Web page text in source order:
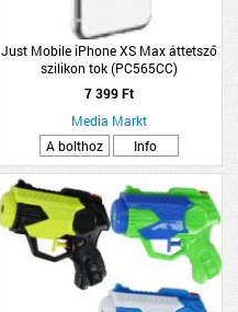
Just Mobile iPhone XS Max áttetsző
szilikon tok (PC565CC)
7 399 Ft
Media Markt
A bolthoz
Info